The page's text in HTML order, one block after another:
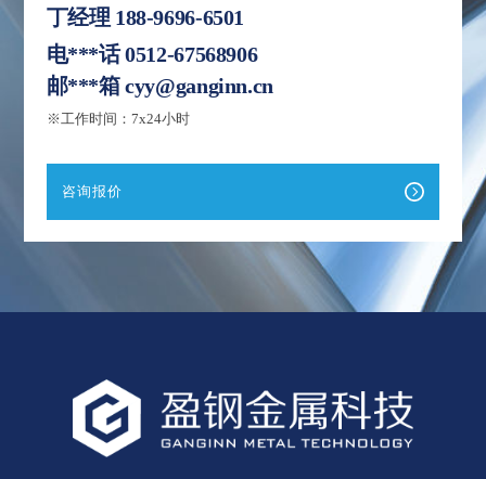
丁经理 188-9696-6501
电***话0512-67568906
邮***箱cyy@ganginn.cn
※工作时间：7x24小时
咨询报价